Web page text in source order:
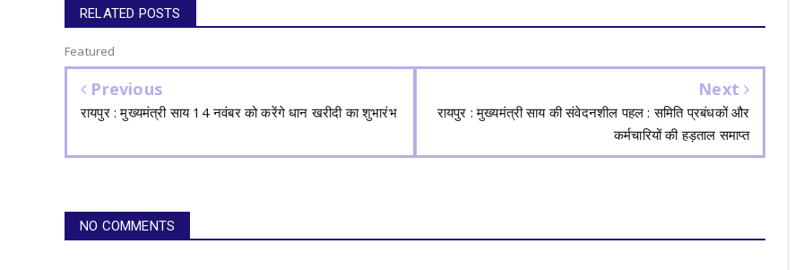
RELATED POSTS
Featured
Previous
रायपुर : मुख्यमंत्री साय 14 नवंबर को करेंगे धान खरीदी का शुभारंभ
Next
रायपुर : मुख्यमंत्री साय की संवेदनशील पहल : समिति प्रबंधकों और
कर्मचारियों की हड़ताल समाप्त
NO COMMENTS